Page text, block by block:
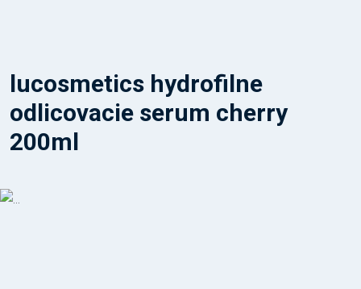
lucosmetics hydrofilne
odlicovacie serum cherry
200ml